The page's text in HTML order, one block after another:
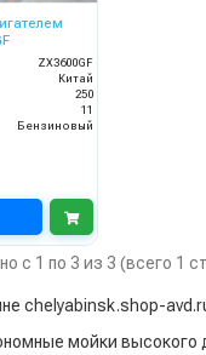
ZX3600GF
Китай
250
11
Бензиновый
с 1 по 3 из 3 (всего 1
chelyabinsk.shop-
мойки высокого